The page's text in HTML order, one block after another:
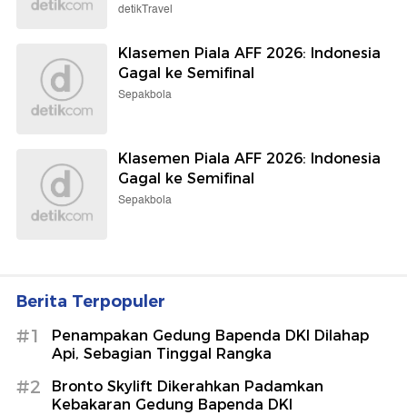
detikTravel
Klasemen Piala AFF 2026: Indonesia
Gagal ke Semifinal
Sepakbola
Klasemen Piala AFF 2026: Indonesia
Gagal ke Semifinal
Sepakbola
Berita Terpopuler
#1
Penampakan Gedung Bapenda DKI Dilahap
Api, Sebagian Tinggal Rangka
#2
Bronto Skylift Dikerahkan Padamkan
Kebakaran Gedung Bapenda DKI